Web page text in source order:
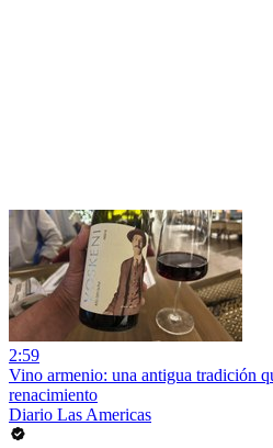
2:59
Vino armenio: una antigua tradición
renacimiento
Diario Las Americas